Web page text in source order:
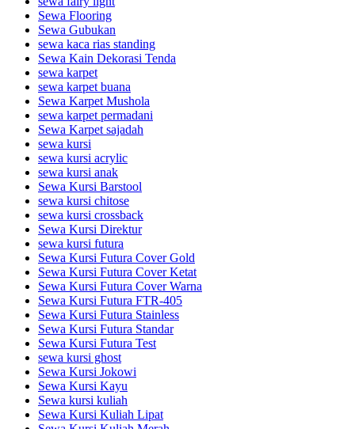
Sewa Flooring
Sewa Gubukan
sewa kaca rias standing
Sewa Kain Dekorasi Tenda
sewa karpet
sewa karpet buana
Sewa Karpet Mushola
sewa karpet permadani
Sewa Karpet sajadah
sewa kursi
sewa kursi acrylic
sewa kursi anak
Sewa Kursi Barstool
sewa kursi chitose
sewa kursi crossback
Sewa Kursi Direktur
sewa kursi futura
Sewa Kursi Futura Cover Gold
Sewa Kursi Futura Cover Ketat
Sewa Kursi Futura Cover Warna
Sewa Kursi Futura FTR-405
Sewa Kursi Futura Stainless
Sewa Kursi Futura Standar
Sewa Kursi Futura Test
sewa kursi ghost
Sewa Kursi Jokowi
Sewa Kursi Kayu
Sewa kursi kuliah
Sewa Kursi Kuliah Lipat